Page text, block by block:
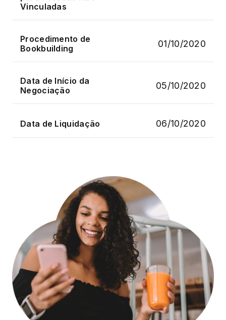
Vinculadas
Procedimento de
Bookbuilding
01/10/2020
Data de Início da
Negociação
05/10/2020
Data de Liquidação 06/10/2020